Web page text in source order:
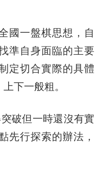
一盤棋思想，自
準自身面臨的主要
定切合實際的具體
下一般粗。
破但一時還沒有實
先行探索的辦法，